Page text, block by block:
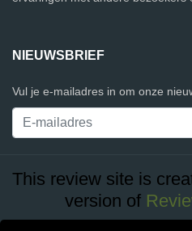
NIEUWSBRIEF
Vul je e-mailadres in om onze
This review site is
version of